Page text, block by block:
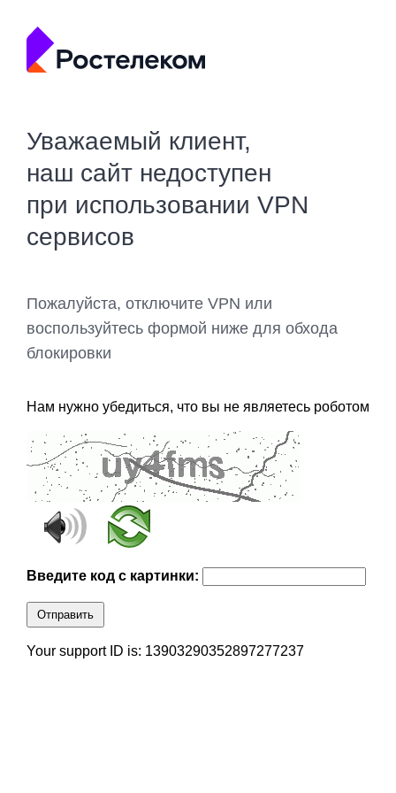
Уважаемый клиент,
наш сайт недоступен
при использовании VPN
сервисов
Пожалуйста, отключите VPN или
воспользуйтесь формой ниже для обхода
блокировки
Нам нужно убедиться, что вы не являетесь роботом
Введите код с картинки:
Отправить
Your support ID is: 13903290352897277237